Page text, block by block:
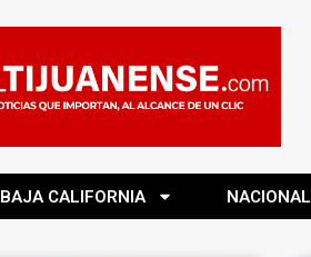
BAJA CALIFORNIA NACIONAL